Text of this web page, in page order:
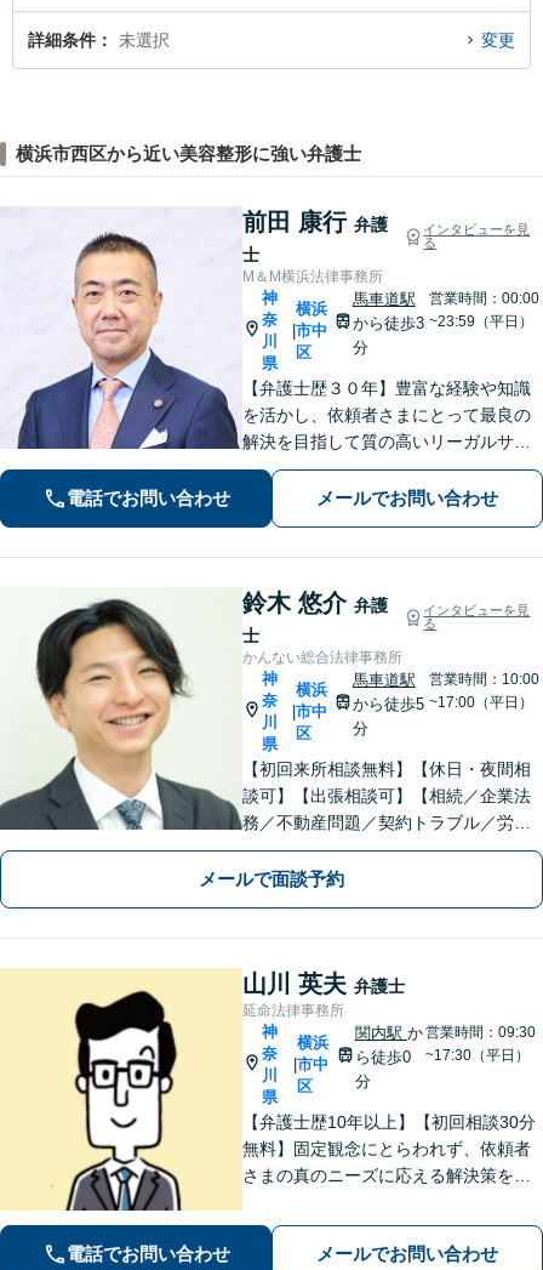
詳細条件 未選択 変更
横浜市西区から近い美容整形に強い弁護士
前田 康行 弁護
士
インタビューを見
る
M＆M横浜法律事務所
神
奈
川
県
横浜
市中
区
馬車道駅
から徒歩3
分
営業時間：00:00
~23:59（平日）
【弁護士歴３０年】豊富な経験や知識
を活かし、依頼者さまにとって最良の
解決を目指して質の高いリーガルサー
ビスの提供に努めます。ご相談は相続
問題／企業法務／労働トラブルを中心
に法人・個人問わず承ります【顧問先
電話でお問い合わせ メールでお問い合わせ
鈴木 悠介 弁護
士
インタビューを見
る
かんない総合法律事務所
神
奈
川
県
横浜
市中
区
馬車道駅
から徒歩5
分
営業時間：10:00
~17:00（平日）
【初回来所相談無料】【休日・夜間相
談可】【出張相談可】【相続／企業法
務／不動産問題／契約トラブル／労働
問題等】お気軽にお問い合わせくださ
い【馬車道駅5分】
メールで面談予約
山川 英夫 弁護士
延命法律事務所
神
奈
川
県
横浜
市中
区
関内駅 か
ら徒歩0
分
営業時間：09:30
~17:30（平日）
【弁護士歴10年以上】【初回相談30分
無料】固定観念にとらわれず、依頼者
さまの真のニーズに応える解決策を導
士業との連携で不動産トラブルや相続
問題にワンストップの対応も可能【WE
電話でお問い合わせ メールでお問い合わせ